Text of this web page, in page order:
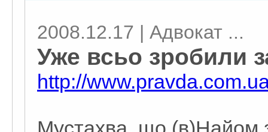
2008.12.17 | Адвокат ...
Уже всьо зробили
http://